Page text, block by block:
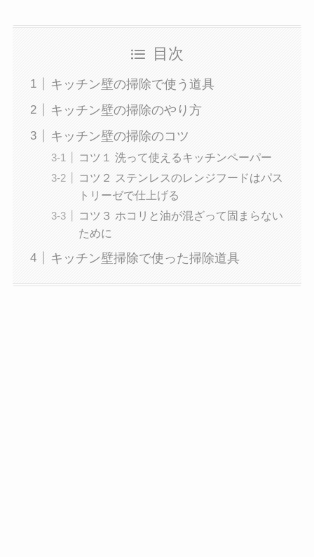
目次
キッチン壁の掃除で使う道具
キッチン壁の掃除のやり方
キッチン壁の掃除のコツ
コツ１ 洗って使えるキッチンペーパー
コツ２ ステンレスのレンジフードはパス
トリーゼで仕上げる
コツ３ ホコリと油が混ざって固まらない
ために
キッチン壁掃除で使った掃除道具